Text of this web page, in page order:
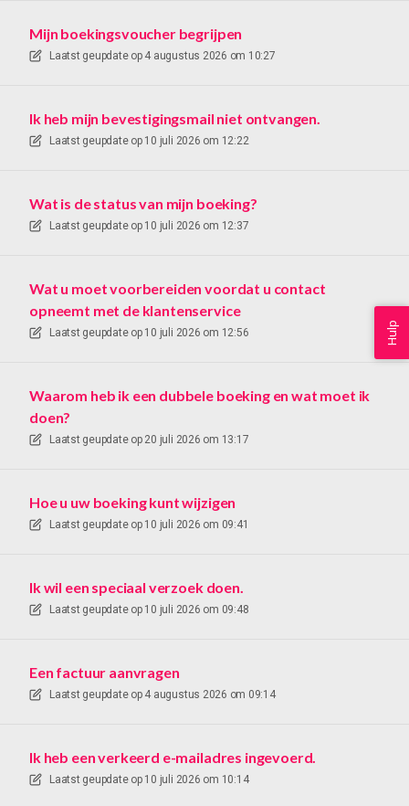
Mijn boekingsvoucher begrijpen
Laatst geupdate op 4 augustus 2026 om 10:27
Ik heb mijn bevestigingsmail niet ontvangen.
Laatst geupdate op 10 juli 2026 om 12:22
Wat is de status van mijn boeking?
Laatst geupdate op 10 juli 2026 om 12:37
Wat u moet voorbereiden voordat u contact
opneemt met de klantenservice
Laatst geupdate op 10 juli 2026 om 12:56
Waarom heb ik een dubbele boeking en wat moet ik
doen?
Laatst geupdate op 20 juli 2026 om 13:17
Hoe u uw boeking kunt wijzigen
Laatst geupdate op 10 juli 2026 om 09:41
Ik wil een speciaal verzoek doen.
Laatst geupdate op 10 juli 2026 om 09:48
Een factuur aanvragen
Laatst geupdate op 4 augustus 2026 om 09:14
Ik heb een verkeerd e-mailadres ingevoerd.
Laatst geupdate op 10 juli 2026 om 10:14
Hulp